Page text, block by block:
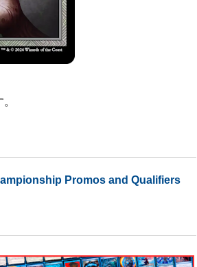
Promos and Qualifiers